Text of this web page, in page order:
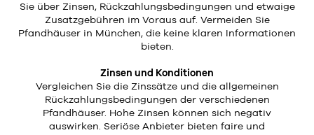
Sie über Zinsen, Rückzahlungsbedingungen und etwaige
Zusatzgebühren im Voraus auf. Vermeiden Sie
Pfandhäuser in München, die keine klaren Informationen
bieten.
Zinsen und Konditionen
Vergleichen Sie die Zinssätze und die allgemeinen
Rückzahlungsbedingungen der verschiedenen
Pfandhäuser. Hohe Zinsen können sich negativ
auswirken. Seriöse Anbieter bieten faire und